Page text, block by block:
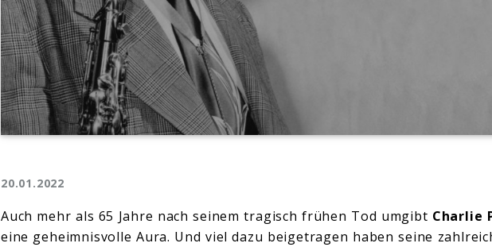
20.01.2022
Auch mehr als 65 Jahre nach seinem tragisch frühen Tod umgibt Charlie
eine geheimnisvolle Aura. Und viel dazu beigetragen haben seine